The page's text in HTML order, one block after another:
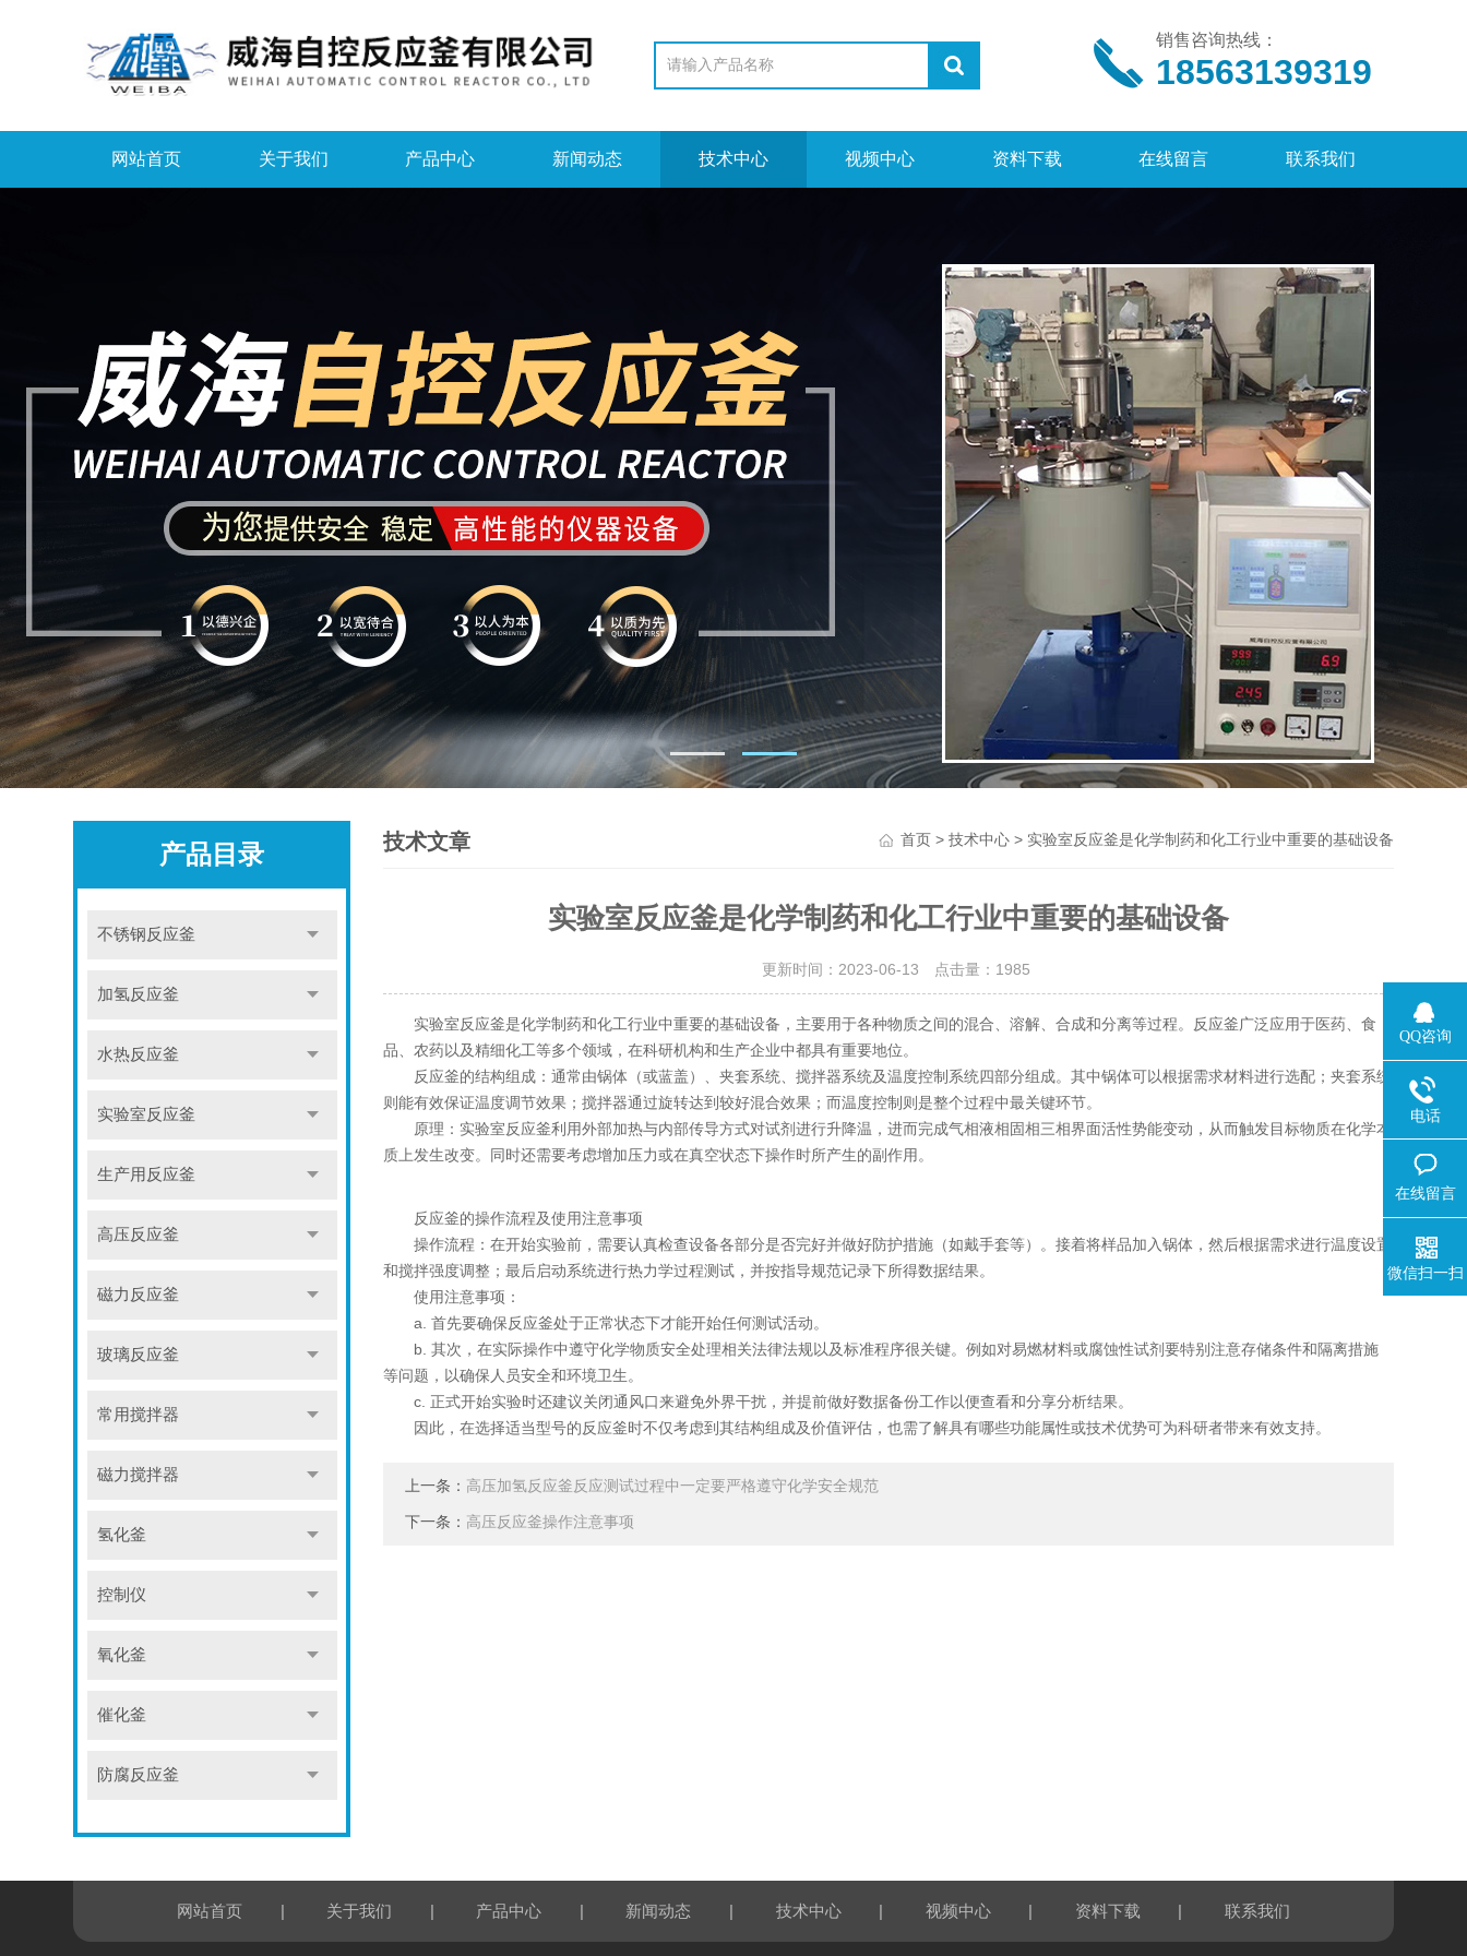
销售咨询热线：
18563139319
网站首页 关于我们 产品中心 新闻动态 技术中心 视频中心 资料下载 在线留言 联系我们
产品目录
不锈钢反应釜
加氢反应釜
水热反应釜
实验室反应釜
生产用反应釜
高压反应釜
磁力反应釜
玻璃反应釜
常用搅拌器
磁力搅拌器
氢化釜
控制仪
氧化釜
催化釜
防腐反应釜
技术文章 首页> 技术中心> 实验室反应釜是化学制药和化工行业中重要的基础设备
实验室反应釜是化学制药和化工行业中重要的基础设备
更新时间：2023-06-13 点击量： 1985
实验室反应釜是化学制药和化工行业中重要的基础设备，主要用于各种物质之间的混合、溶解、合成和分离等过程。反应釜广泛应用于医药、食
品、农药以及精细化工等多个领域，在科研机构和生产企业中都具有重要地位。
反应釜的结构组成：通常由锅体（或蓝盖）、夹套系统、搅拌器系统及温度控制系统四部分组成。其中锅体可以根据需求材料进行选配；夹套系统
则能有效保证温度调节效果；搅拌器通过旋转达到较好混合效果；而温度控制则是整个过程中最关键环节。
原理：实验室反应釜利用外部加热与内部传导方式对试剂进行升降温，进而完成气相液相固相三相界面活性势能变动，从而触发目标物质在化学本
质上发生改变。同时还需要考虑增加压力或在真空状态下操作时所产生的副作用。
反应釜的操作流程及使用注意事项
操作流程：在开始实验前，需要认真检查设备各部分是否完好并做好防护措施（如戴手套等）。接着将样品加入锅体，然后根据需求进行温度设置
和搅拌强度调整；最后启动系统进行热力学过程测试，并按指导规范记录下所得数据结果。
使用注意事项：
a. 首先要确保反应釜处于正常状态下才能开始任何测试活动。
b. 其次，在实际操作中遵守化学物质安全处理相关法律法规以及标准程序很关键。例如对易燃材料或腐蚀性试剂要特别注意存储条件和隔离措施
等问题，以确保人员安全和环境卫生。
c. 正式开始实验时还建议关闭通风口来避免外界干扰，并提前做好数据备份工作以便查看和分享分析结果。
因此，在选择适当型号的反应釜时不仅考虑到其结构组成及价值评估，也需了解具有哪些功能属性或技术优势可为科研者带来有效支持。
上一条： 高压加氢反应釜反应测试过程中一定要严格遵守化学安全规范
下一条： 高压反应釜操作注意事项
网站首页 | 关于我们 | 产品中心 | 新闻动态 | 技术中心 | 视频中心 | 资料下载 | 联系我们
QQ咨询
电话
在线留言
微信扫一扫